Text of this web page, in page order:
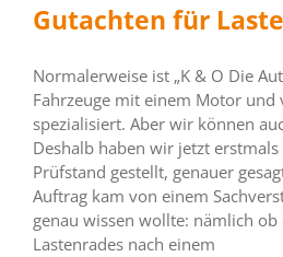
Gutachten für
Normalerweise ist „K & O Die
Fahrzeuge mit einem Motor und
spezialisiert. Aber wir können
Deshalb haben wir jetzt
Prüfstand gestellt, genauer
Auftrag kam von einem
genau wissen wollte: nämlich ob
Lastenrades nach einem